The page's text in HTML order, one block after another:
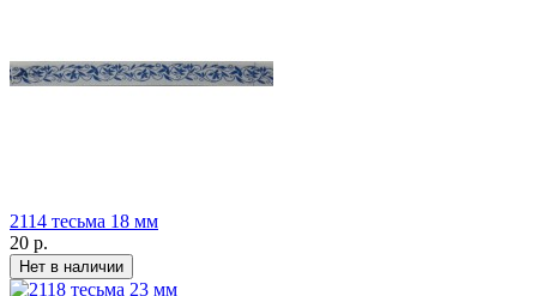
2114 тесьма 18 мм
20 р.